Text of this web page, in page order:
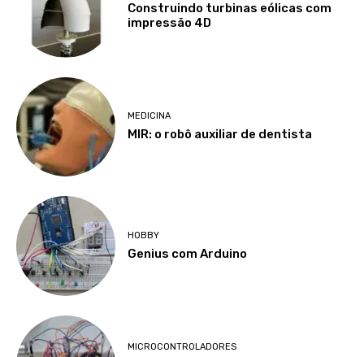
Construindo turbinas eólicas com
impressão 4D
MEDICINA
MIR: o robô auxiliar de dentista
HOBBY
Genius com Arduino
MICROCONTROLADORES